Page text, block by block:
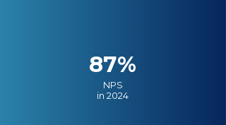
87%
NPS
in 2024